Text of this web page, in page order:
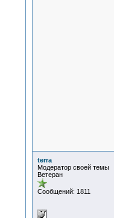
terra
Модератор своей темы
Ветеран
Сообщений: 1811